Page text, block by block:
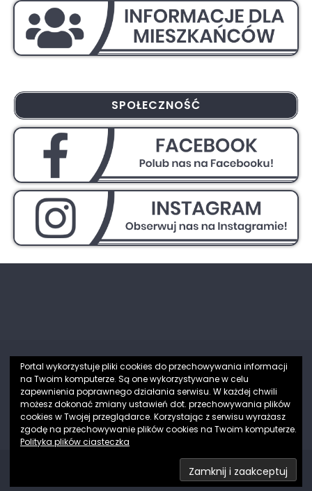
SPOŁECZNOŚĆ
Partnerzy
[elementor-template id="1432"]
Rowerowy Gorzów. Wszelkie prawa
zastrzeżone.
Portal wykorzystuje pliki cookies do przechowywania informacji
na Twoim komputerze. Są one wykorzystywane w celu
zapewnienia poprawnego działania serwisu. W każdej chwili
możesz dokonać zmiany ustawień dot. przechowywania plików
cookies w Twojej przeglądarce. Korzystając z serwisu wyrażasz
zgodę na przechowywanie plików cookies na Twoim komputerze.
Polityka plików ciasteczka